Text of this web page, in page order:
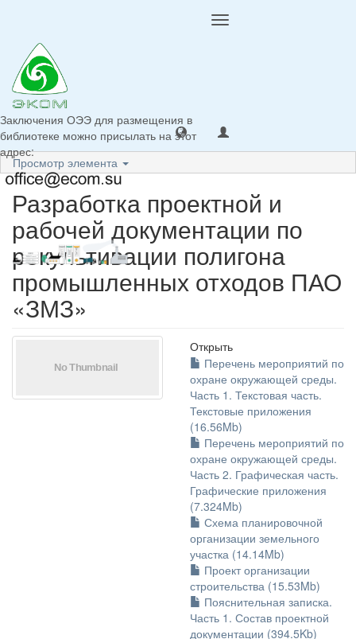
Toggle
Заключения ОЭЭ для размещения в
библиотеке можно присылать на этот
адрес:
Просмотр элемента
Разработка проектной и
рабочей документации по
рекультивации полигона
промышленных отходов ПАО
«ЗМЗ»
Открыть
Перечень мероприятий по
охране окружающей среды.
Часть 1. Текстовая часть.
Текстовые приложения
(16.56Mb)
Перечень мероприятий по
охране окружающей среды.
Часть 2. Графическая часть.
Графические приложения
(7.324Mb)
Схема планировочной
организации земельного
участка (14.14Mb)
Проект организации
строительства (15.53Mb)
Пояснительная записка.
Часть 1. Состав проектной
документации (394.5Kb)